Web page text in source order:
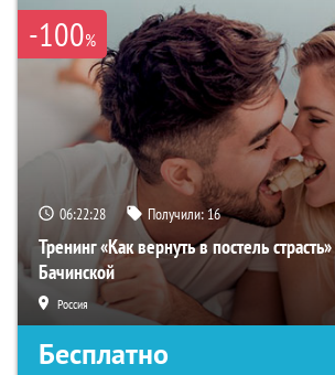
-100%
06:22:28 Получили:16
Тренинг «Как вернуть в постель
Бачинской
Россия
Бесплатно